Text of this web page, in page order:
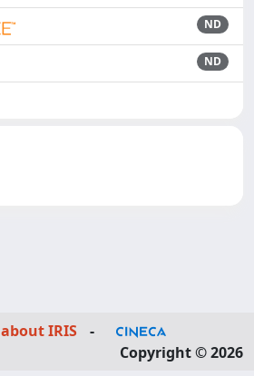
ND
ND
about IRIS
-
Copyright © 2026